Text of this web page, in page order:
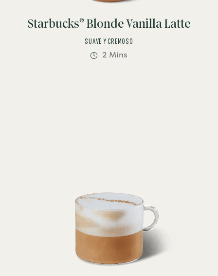
Starbucks® Blonde Vanilla Latte
SUAVE Y CREMOSO
2 Mins